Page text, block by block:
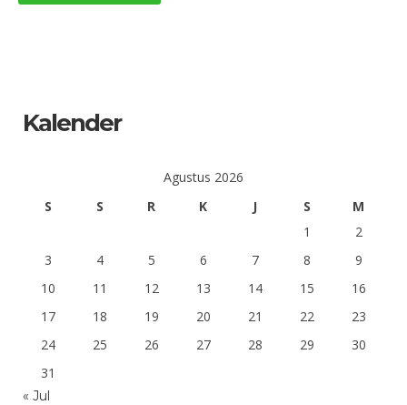
Kalender
Agustus 2026
S
S R K J S
M
1
2
3
4 5 6 7 8
9
10
11 12 13 14 15
16
17
18 19 20 21 22
23
24
25 26 27 28 29
30
31
« Jul